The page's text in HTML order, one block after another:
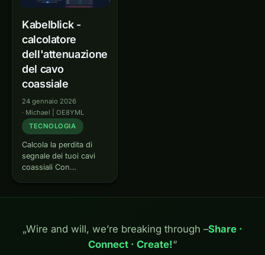
Kabelblick -
calcolatore
dell'attenuazione
del cavo
coassiale
24 gennaio 2026
· Michael | OE8YML
TECNOLOGIA
Calcola la perdita di
segnale dei tuoi cavi
coassiali Con
cavo coassiale a
qualsiasi frequenza.
Non importa se lavori
„Wire and will, we’re breaking through –Share ·
Connect · Create!“